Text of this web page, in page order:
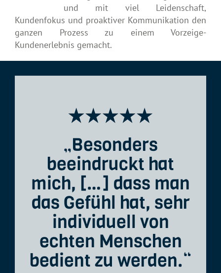
und mit viel Leidenschaft,
Kundenfokus und proaktiver Kommunikation den
ganzen Prozess zu einem Vorzeige-
Kundenerlebnis gemacht.
„Besonders
beeindruckt hat
mich, […] dass man
das Gefühl hat, sehr
individuell von
echten Menschen
bedient zu werden.“